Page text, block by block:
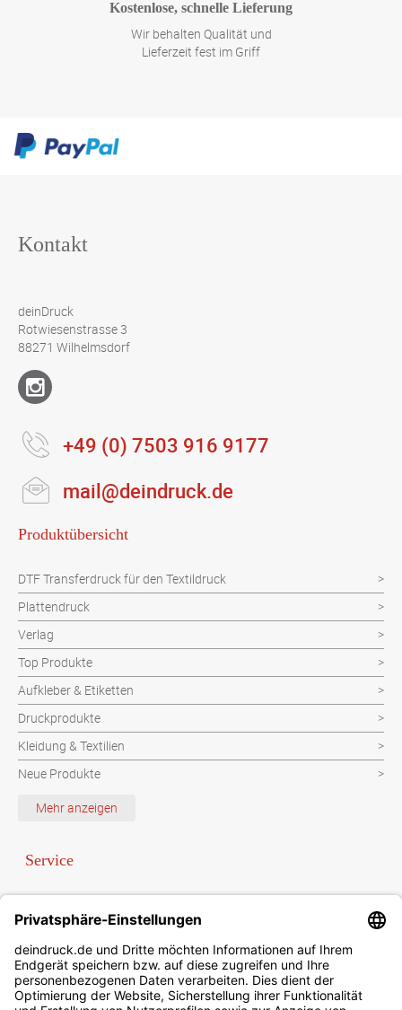
Kostenlose, schnelle Lieferung
Wir behalten Qualität und
Lieferzeit fest im Griff
Kontakt
deinDruck
Rotwiesenstrasse 3
88271 Wilhelmsdorf
+49 (0) 7503 916 9177
mail@deindruck.de
Produktübersicht
DTF Transferdruck für den Textildruck
Plattendruck
Verlag
Top Produkte
Aufkleber & Etiketten
Druckprodukte
Kleidung & Textilien
Neue Produkte
Schutzvorrichtung
Werbeartikel
Mehr anzeigen
Service
Newsletter
Sonderanfrage
Datenschutzbestimmungen